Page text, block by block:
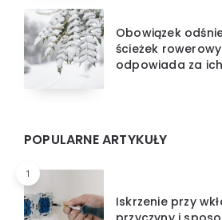
Obowiązek
ścieżek
odpowiada za
POPULARNE ARTYKUŁY
1
Iskrzenie przy